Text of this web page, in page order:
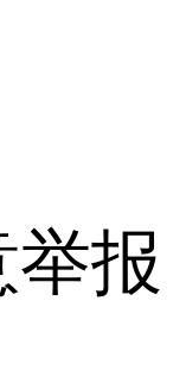
举报